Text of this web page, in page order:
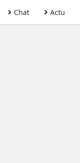
Chat Actu